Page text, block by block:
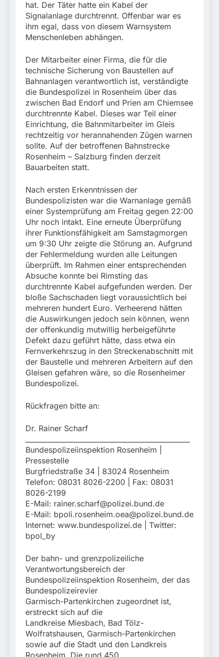
Zigaretten in Fahrzeug
und Anhänger versteckt
Kontrolle in Waidhaus
führt zur Sicherstellung
und Einleitung eines
Steuerstrafverfahrens
4. August 2026
hat. Der Täter hatte ein Kabel der
Signalanlage durchtrennt. Offenbar war es
ihm egal, dass von diesem Warnsystem
Menschenleben abhängen.
Der Mitarbeiter einer Firma, die für die
technische Sicherung von Baustellen auf
Bahnanlagen verantwortlich ist, verständigte
die Bundespolizei in Rosenheim über das
zwischen Bad Endorf und Prien am Chiemsee
durchtrennte Kabel. Dieses war Teil einer
Einrichtung, die Bahnmitarbeiter im Gleis
rechtzeitig vor herannahenden Zügen warnen
sollte. Auf der betroffenen Bahnstrecke
Rosenheim – Salzburg finden derzeit
Bauarbeiten statt.
Nach ersten Erkenntnissen der
Bundespolizisten war die Warnanlage gemäß
einer Systemprüfung am Freitag gegen 22:00
Uhr noch intakt. Eine erneute Überprüfung
ihrer Funktionsfähigkeit am Samstagmorgen
um 9:30 Uhr zeigte die Störung an. Aufgrund
der Fehlermeldung wurden alle Leitungen
überprüft. Im Rahmen einer entsprechenden
Absuche konnte bei Rimsting das
durchtrennte Kabel aufgefunden werden. Der
bloße Sachschaden liegt voraussichtlich bei
mehreren hundert Euro. Verheerend hätten
die Auswirkungen jedoch sein können, wenn
der offenkundig mutwillig herbeigeführte
Defekt dazu geführt hätte, dass etwa ein
Fernverkehrszug in den Streckenabschnitt mit
der Baustelle und mehreren Arbeitern auf den
Gleisen gefahren wäre, so die Rosenheimer
Bundespolizei.
Rückfragen bitte an:
Dr. Rainer Scharf
Bundespolizeiinspektion Rosenheim |
Pressestelle
Burgfriedstraße 34 | 83024 Rosenheim
Telefon: 08031 8026-2200 | Fax: 08031
8026-2199
E-Mail: rainer.scharf@polizei.bund.de
E-Mail: bpoli.rosenheim.oea@polizei.bund.de
Internet: www.bundespolizei.de | Twitter:
bpol_by
Der bahn- und grenzpolizeiliche
Verantwortungsbereich der
Bundespolizeiinspektion Rosenheim, der das
Bundespolizeirevier
Garmisch-Partenkirchen zugeordnet ist,
erstreckt sich auf die
Landkreise Miesbach, Bad Tölz-
Wolfratshausen, Garmisch-Partenkirchen
sowie auf die Stadt und den Landkreis